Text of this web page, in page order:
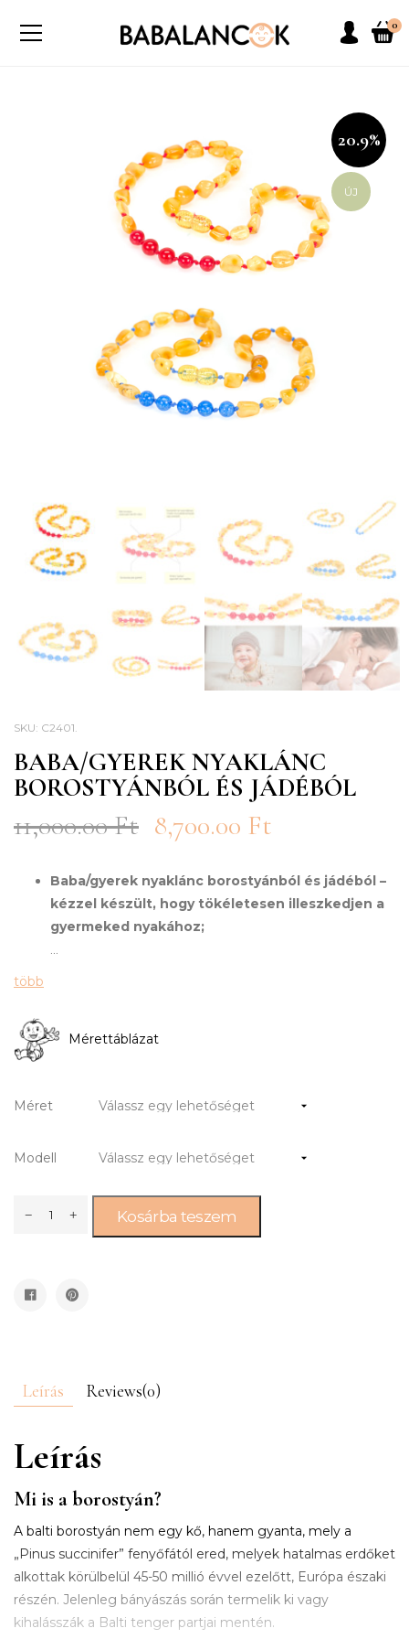
0
20.9%
ÚJ
SKU: C2401.
BABA/GYEREK NYAKLÁNC
BOROSTYÁNBÓL ÉS JÁDÉBÓL
11,000.00Ft 8,700.00 Ft
Baba/gyerek nyaklánc borostyánból és jádéból –
kézzel készült, hogy tökéletesen illeszkedjen a
gyermeked nyakához;
...
több
Mérettáblázat
Méret
Modell
Kosárba teszem
Leírás Reviews(0)
Leírás
Mi is a borostyán?
A balti borostyán nem egy kő, hanem gyanta, mely a
„Pinus succinifer” fenyőfától ered, melyek hatalmas erdőket
alkottak körülbelül 45-50 millió évvel ezelőtt, Európa északi
részén. Jelenleg bányászás során termelik ki vagy
kihalásszák a Balti tenger partjai mentén.